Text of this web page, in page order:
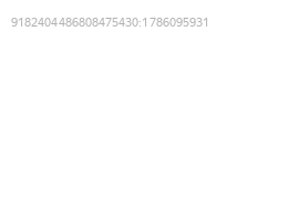
9182404486808475430:1786095931